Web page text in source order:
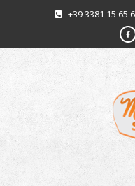
+39 3381 15 65